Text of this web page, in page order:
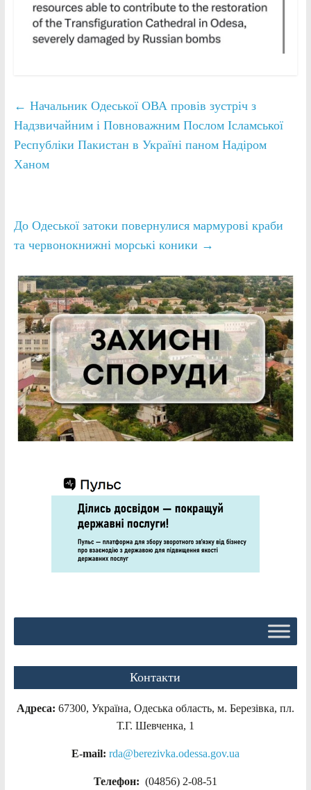
← Начальник Одеської ОВА провів зустріч з
Надзвичайним і Повноважним Послом Ісламської
Республіки Пакистан в Україні паном Надіром
Ханом
До Одеської затоки повернулися мармурові краби
та червонокнижні морські коники →
Контакти
Адреса: 67300, Україна, Одеська область, м. Березівка, пл.
Т.Г. Шевченка, 1
E-mail: rda@berezivka.odessa.gov.ua
Телефон: (04856) 2-08-51